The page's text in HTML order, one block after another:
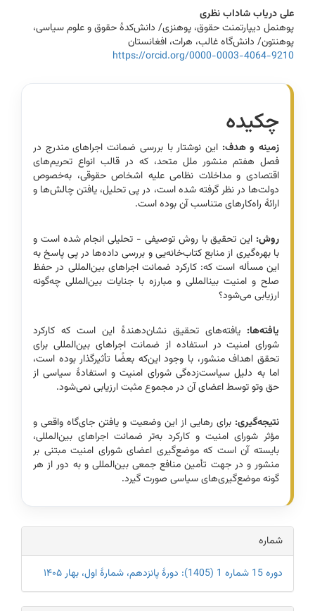
Main
Article
Content
علی دریاب شاداب نظری
پوهنمل ‌دیپارتمنت حقوق، پوهنزی/ دانش‌کدۀ حقوق و علوم سیاسی،
پوهنتون/ دانش‌گاه ‌غالب، هرات، افغانستان
https://orcid.org/0000-0003-4064-9210
چکیده
زمینه و هدف: این نوشتار با بررسی ضمانت اجراهای مندرج در
فصل هفتم منشور ملل متحد، که در قالب انواع تحریم­‌های
اقتصادی و مداخلات نظامی علیه اشخاص حقوقی، به‌خصوص
دولت­‌ها در نظر گرفته شده است، در پی تحلیل، یافتن چالش­‌ها و
ارائۀ را‌ه‌کارهای متناسب آن بوده است.
روش:‌ این تحقیق با روش توصیفی - تحلیلی انجام شده است و
با بهره‌­گیری از منابع کتاب‌خانه‌یی و بررسی داده­‌ها در پی پاسخ به
این مسأله است که: کارکرد ضمانت اجراهای بین‌المللی در حفظ
صلح و امنیت بین­المللی و مبارزه با جنایات بین‌­المللی چه‌گونه
ارزیابی می‌­شود؟
یافته‌ها: یافته‌­های تحقیق نشان‌دهندۀ این است که کارکرد
شورای امنیت در استفاده از ضمانت اجراهای بین‌­المللی برای
تحقق اهداف منشور، با وجود این‌که بعضًا تأثیر‌گذار بوده است،
اما به دلیل سیاست­‌زده‌گی شورای امنیت و استفادۀ سیاسی از
حق وتو توسط اعضای آن در مجموع مثبت ارزیابی نمی­‌شود.
نتیجه‌گیری: ‌برای رهایی از این وضعیت و یافتن جای‌گاه واقعی و
مؤثر شورای امنیت و کارکرد به‌تر ضمانت اجراهای بین­‌المللی،
بایسته آن است که موضع­‌گیری اعضای شورای امنیت مبتنی بر
منشور و در جهت تأمین منافع جمعی بین‌­المللی و به دور از هر
گونه موضع‌­گیری‌‎های سیاسی صورت گیرد.
Article
Details
شماره
دوره 15 شماره 1 (1405): دورۀ پانزدهم، شمارۀ اول، بهار ۱۴۰۵